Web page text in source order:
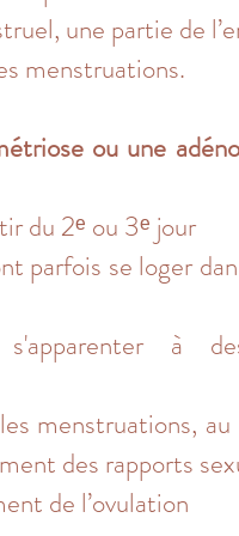
une partie de
menstruations.
ou une
du 2ᵉ ou 3ᵉ jour
parfois se loger
à
menstruations,
des rapports
de l’ovulation